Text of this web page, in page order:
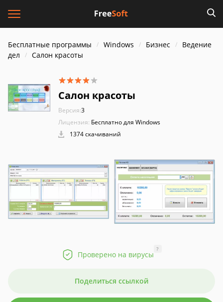
Бесплатные программы Windows Бизнес
Ведение
дел
Салон красоты
Салон красоты
Версия:3
Лицензия: Бесплатно для Windows
1374 скачиваний
Проверено на вирусы
?
Поделиться ссылкой